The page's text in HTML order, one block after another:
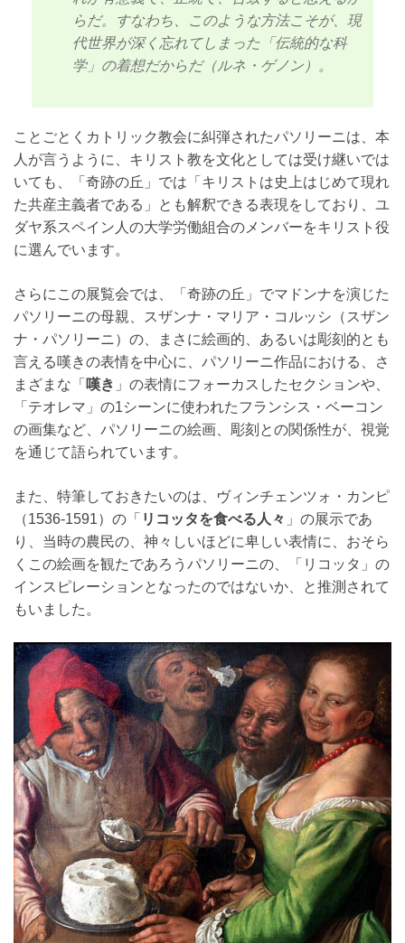
らだ。すなわち、このような方法こそが、現
代世界が深く忘れてしまった「伝統的な科
学」の着想だからだ（ルネ・ゲノン）。
ことごとくカトリック教会に糾弾されたパソリーニは、本
人が言うように、キリスト教を文化としては受け継いでは
いても、「奇跡の丘」では「キリストは史上はじめて現れ
た共産主義者である」とも解釈できる表現をしており、ユ
ダヤ系スペイン人の大学労働組合のメンバーをキリスト役
に選んでいます。
さらにこの展覧会では、「奇跡の丘」でマドンナを演じた
パソリーニの母親、スザンナ・マリア・コルッシ（スザン
ナ・パソリーニ）の、まさに絵画的、あるいは彫刻的とも
言える嘆きの表情を中心に、パソリーニ作品における、さ
まざまな「 嘆き 」の表情にフォーカスしたセクションや、
「テオレマ」の1シーンに使われたフランシス・ベーコン
の画集など、パソリーニの絵画、彫刻との関係性が、視覚
を通じて語られています。
また、特筆しておきたいのは、ヴィンチェンツォ・カンピ
（1536-1591）の「 リコッタを食べる人々 」の展示であ
り、当時の農民の、神々しいほどに卑しい表情に、おそら
くこの絵画を観たであろうパソリーニの、「リコッタ」の
インスピレーションとなったのではないか、と推測されて
もいました。